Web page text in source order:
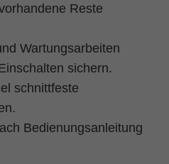
Reste
Wartungsarbeiten
sichern.
schnittfeste
Bedienungsanleitung